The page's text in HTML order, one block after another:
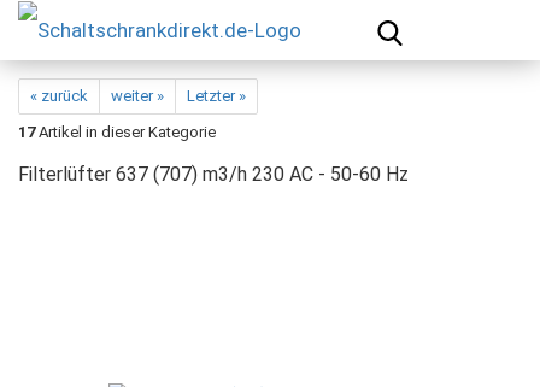
« zurück weiter »
Letzter »
17Artikel in dieser Kategorie
Filterlüfter 637 (707) m3/h 230 AC - 50-60 Hz